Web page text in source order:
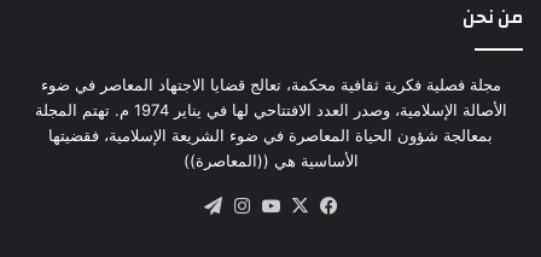
من نحن
مجلة فصلية فكرية ثقافية محكمة، تعالج قضايا الاجتهاد المعاصر في ضوء
الأصالة الإسلامية، وصدر العدد الافتتاحي لها في يناير 1974 م. تهتم المجلة
بمعالجة شؤون الحياة المعاصرة في ضوء الشريعة الإسلامية، فقضيتها
الأساسية هي ((المعاصرة))
فيسبوك
‫X
‫YouTube
انستقرام